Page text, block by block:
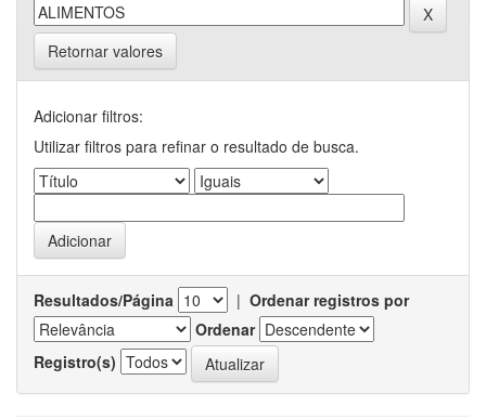
Retornar valores
Adicionar filtros:
Utilizar filtros para refinar o resultado de busca.
Resultados/Página | Ordenar registros por
Ordenar
Registro(s)